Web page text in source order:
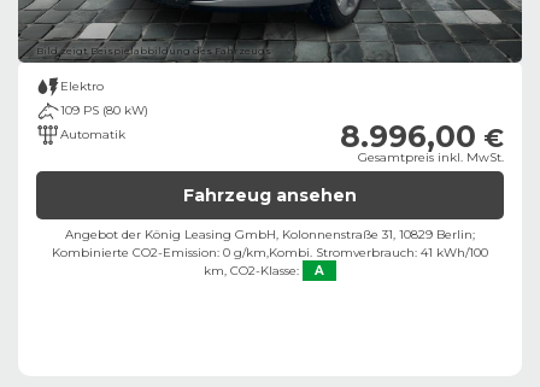
Bild zeigt Beispielabbildung des Fahrzeugs
Elektro
109 PS (80 kW)
Automatik
8.996,00 €
Gesamtpreis inkl. MwSt.
Fahrzeug ansehen
Angebot der König Leasing GmbH, Kolonnenstraße 31, 10829 Berlin;
Kombinierte CO2-Emission: 0 g/km,Kombi. Stromverbrauch: 41 kWh/100
km, CO2-Klasse: A